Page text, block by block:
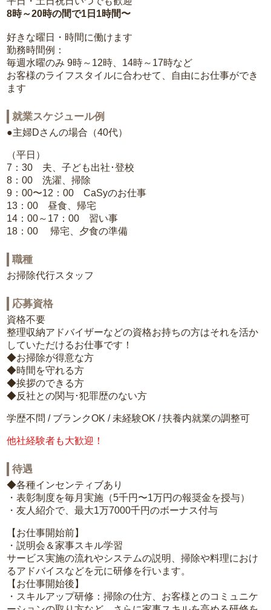
8時～20時の間で1日1時間〜
好きな曜日・時間に働けます
勤務時間例：
毎週水曜のみ 9時～12時、14時～17時など
お客様のライフスタイルに合わせて、自由にお仕事ができ
ます
就業スケジュール例
●主婦Dさんの場合（40代）
（平日）
7：30 夫、子ども出社･登校
8：00 洗濯、掃除
9：00〜12：00 CaSyのお仕事
13：00 昼食、帰宅
14：00～17：00 習い事
18：00 帰宅、夕食の準備
職種
お掃除代行スタッフ
応募資格
資格不要
整理収納アドバイザーなどの資格お持ちの方はそれを活か
していただけるお仕事です！
◆お掃除が得意な方
◆時間を守れる方
◆挨拶のできる方
◆反社との関与･犯罪歴のない方
学歴不問 / ブランクOK / 未経験OK / 扶養内就業の調整可
他社経験者も大歓迎！
待遇
◆各種インセンティブあり
・表彰制度を毎月実施（5千円〜1万円の報奨金を授与）
・友人紹介で、最大1万7000千円のボーナス付与
【お仕事開始前】
・説明会＆家事スキル学習
サービス実施の流れやシステムの説明、掃除や料理におけ
るアドバイスなどを元に研修を行います。
【お仕事開始後】
・スキルアップ研修：掃除の仕方、お客様とのコミュニケ